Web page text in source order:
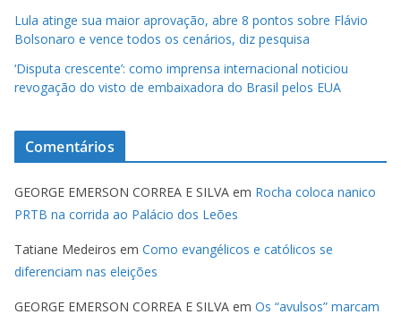
Lula atinge sua maior aprovação, abre 8 pontos sobre Flávio
Bolsonaro e vence todos os cenários, diz pesquisa
‘Disputa crescente’: como imprensa internacional noticiou
revogação do visto de embaixadora do Brasil pelos EUA
Comentários
GEORGE EMERSON CORREA E SILVA em Rocha coloca nanico
PRTB na corrida ao Palácio dos Leões
Tatiane Medeiros em Como evangélicos e católicos se
diferenciam nas eleições
GEORGE EMERSON CORREA E SILVA em Os “avulsos” marcam